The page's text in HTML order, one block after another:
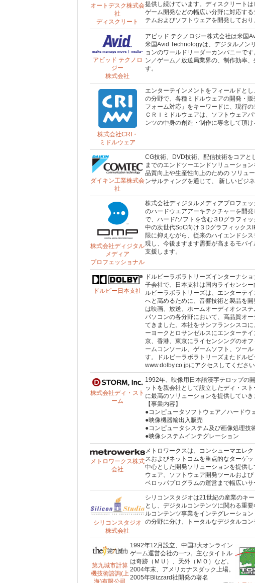
オートデスク株式会
社
ディスクリート
提供し続けています。ディスクリート
ゲーム開発などの幅広い分野に対応す
テムおよびソフトウェアを開発してお
アビッド テクノロ
ジー
株式会社
アビッド テクノロジー株式会社は米国
米国Avid Technologyは、デジタルノン
ョンのワールドリーダーカンパニーで
ン／ゲーム／放送局業界の、制作効率
す。
株式会社CRI・
ミドルウェア
エンターテインメントをフィールドと
の分野で、各種ミドルウェアの開発・
フォーム対応」をキーワードに、現行
ＣＲＩミドルウェアは、ソフトウェア
ンツの中身の創造・制作に専念して頂
ダイキン工業株式会
社
CG技術、DVD技術、配信技術をコアと
までのエンドツーエンドソリューショ
品質向上や生産性向上のための ソリュ
ンサルティングを通じて、 新しいビジ
株式会社ディジタル
メディア
プロフェッショナル
株式会社ディジタルメディアプロフェ
のハードウエアアーキテクチャーを開
で、ハード/ソフトを含む３Dグラフィ
中の次世代SoC向け３Dグラフィック
限に抑えながら、従来のハイエンドシ
現し、今後ますます需要が高まるモバ
支援します。
ドルビー日本支社
ドルビーラボラトリーズインターナシ
子会社で、日本支社は国内ライセンシ
ルビーラボラトリーズは、エンターテ
へと高めるために、音響技術と製品を
は映画、放送、ホームオーディオシス
パソコンの各分野において、高品質オ
てきました。本社をサンフランシスコ
ーヨークとロサンゼルスにエンターテ
京、香港、東京にライセンシングのオ
ームコンソール、ゲームソフト、ツー
す。ドルビーラボラトリーズまたドル
www.dolby.co.jpにアクセスしてください
株式会社ディ・スト
ーム
1992年、映像用日本語漢字テロップの
ットを親会社として設立したディ・ス
に最高のソリューションを提供していき
【事業内容】
●コンピュータソフトウェア／ハードウ
●映像機器輸出入販売
●コンピュータシステム及び画像処理技
●映像システムインテグレーション
メトロワークス株式
会社
メトロワークスは、コンシューマエレ
スおよびネットコムを重点的なターゲ
中心とした開発ソリューションを提供
ウェア、ソフトウェア開発ツールおよ
ベロッパプログラムの運営まで幅広いサ
シリコンスタジオ
株式会社
シリコンスタジオは21世紀の産業のキ
とし、デジタルコンテンツに関わる重
ルコンテンツ事業をインテグレーショ
の分野に分け、トータルなデジタルコン
第九城市計算
機技術諮詢(上
1992年12月設立、中国3大オンライン
ゲーム運営会社の一つ。主なタイトル
は奇跡（ＭＵ）、天外（ＭＯ）など。
2004年末、アメリカナスダック上場。
2005年Blizzard社開発の著名